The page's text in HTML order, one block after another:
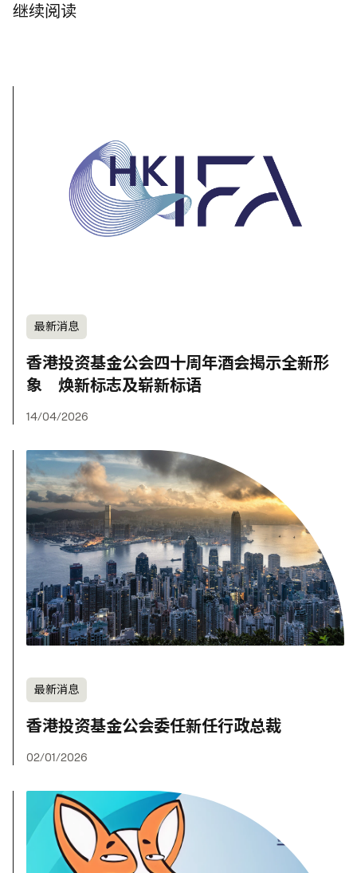
继续阅读
最新消息
香港投资基金公会四十周年酒会揭示全新形
象 焕新标志及崭新标语
14/04/2026
最新消息
香港投资基金公会委任新任行政总裁
02/01/2026